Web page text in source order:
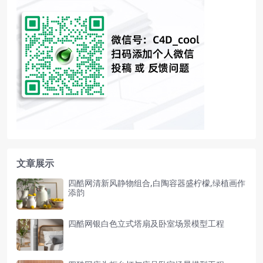
文章展示
四酷网清新风静物组合,白陶容器盛柠檬,绿植画作
添韵
四酷网银白色立式塔扇及卧室场景模型工程